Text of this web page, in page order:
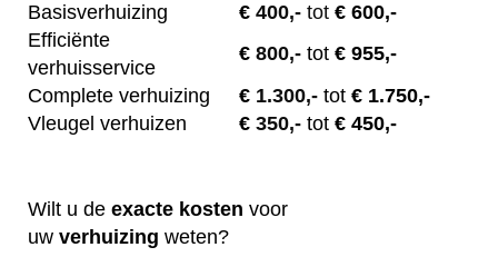
Basisverhuizing € 400,- tot € 600,-
Efficiënte
verhuisservice
€ 800,- tot € 955,-
Complete verhuizing
€ 1.300,- tot € 1.750,-
Vleugel verhuizen
€ 350,- tot € 450,-
Wilt u de exacte kosten voor
uw verhuizing weten?